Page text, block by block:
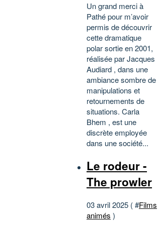
Un grand merci à
Pathé pour m’avoir
permis de découvrir
cette dramatique
polar sortie en 2001,
réalisée par Jacques
Audiard , dans une
ambiance sombre de
manipulations et
retournements de
situations. Carla
Bhem , est une
discrète employée
dans une société...
Le rodeur -
The prowler
03 avril 2025 ( #Films
animés )